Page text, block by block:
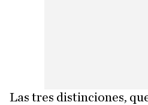
Las tres distinciones,